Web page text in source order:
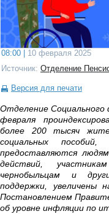
08:00 |
10 февраля 2025
Источник: Отделение
Версия для печати
Отделение Социального
февраля
более 200 тысяч
социальных
предоставляются
действий,
чернобыльцам и
поддержки, увеличены
Постановлением
об уровне инфляции по